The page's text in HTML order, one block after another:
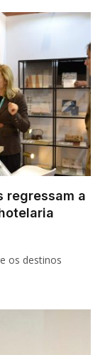
regressam a
os destinos